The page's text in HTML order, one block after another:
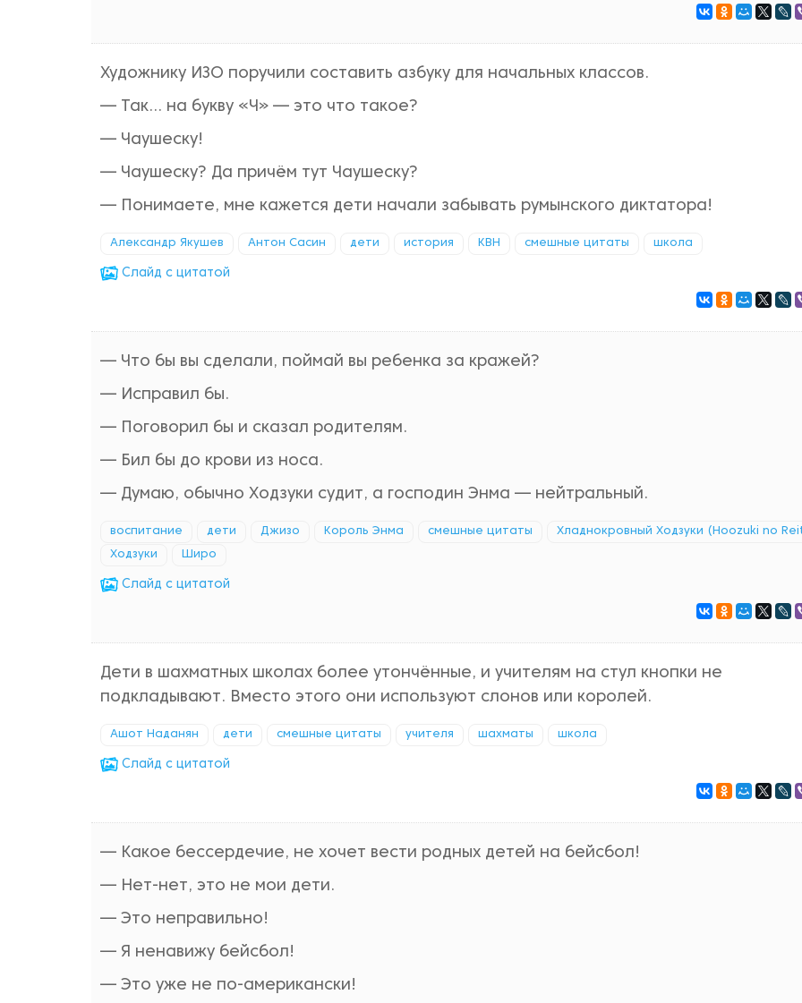
Художнику ИЗО поручили составить азбуку для начальных классов.
— Так… на букву «Ч» — это что такое?
— Чаушеску!
— Чаушеску? Да причём тут Чаушеску?
— Понимаете, мне кажется дети начали забывать румынского диктатора!
Александр Якушев Антон Сасин дети история КВН смешные цитаты школа
Cлайд с цитатой
— Что бы вы сделали, поймай вы ребенка за кражей?
— Исправил бы.
— Поговорил бы и сказал родителям.
— Бил бы до крови из носа.
— Думаю, обычно Ходзуки судит, а господин Энма — нейтральный.
воспитание дети Джизо Король Энма смешные цитаты Хладнокровный Ходзуки (Hoozuki no
Ходзуки Широ
Cлайд с цитатой
Дети в шахматных школах более утончённые, и учителям на стул кнопки не
подкладывают. Вместо этого они используют слонов или королей.
Ашот Наданян дети смешные цитаты учителя шахматы школа
Cлайд с цитатой
— Какое бессердечие, не хочет вести родных детей на бейсбол!
— Нет-нет, это не мои дети.
— Это неправильно!
— Я ненавижу бейсбол!
— Это уже не по-американски!